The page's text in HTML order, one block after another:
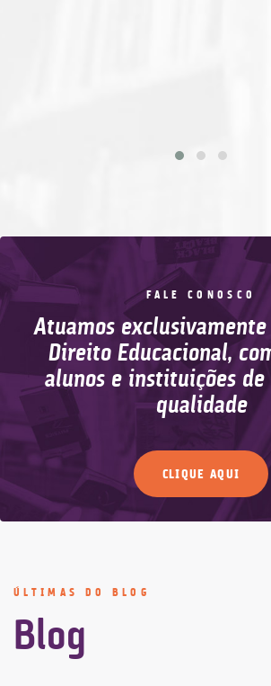
FALE CONOSCO
Atuamos
Direito Educacional,
alunos e instituições de
qualidade
CLIQUE AQUI
ÚLTIMAS DO BLOG
Blog